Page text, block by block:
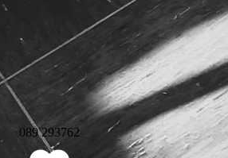
089 293762